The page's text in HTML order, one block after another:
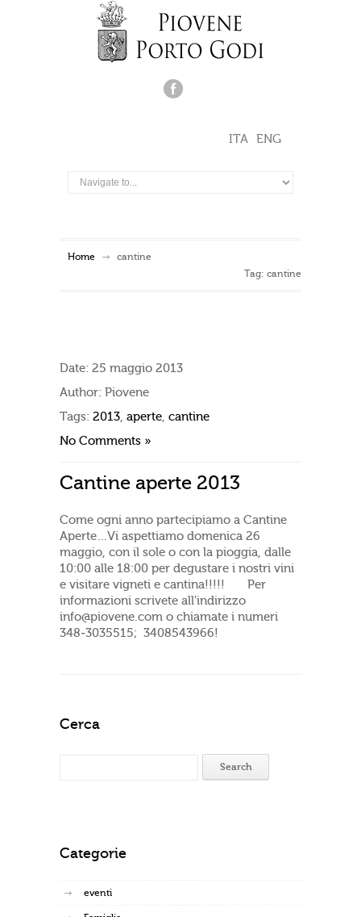
ITA ENG
Home
cantine
Tag: cantine
Date: 25 maggio 2013
Author: Piovene
Tags: 2013, aperte, cantine
No Comments »
Cantine aperte 2013
Come ogni anno partecipiamo a Cantine
Aperte…Vi aspettiamo domenica 26
maggio, con il sole o con la pioggia, dalle
10:00 alle 18:00 per degustare i nostri vini
e visitare vigneti e cantina!!!!! Per
informazioni scrivete all’indirizzo
info@piovene.com o chiamate i numeri
348-3035515; 3408543966!
Cerca
Categorie
eventi